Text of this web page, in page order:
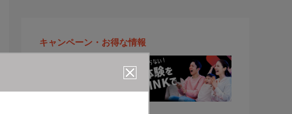
キャンペーン・お得な情報